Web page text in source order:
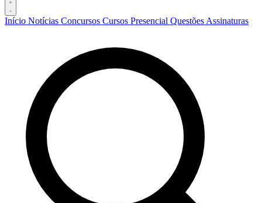
Início Notícias Concursos Cursos Presencial Questões Assinaturas